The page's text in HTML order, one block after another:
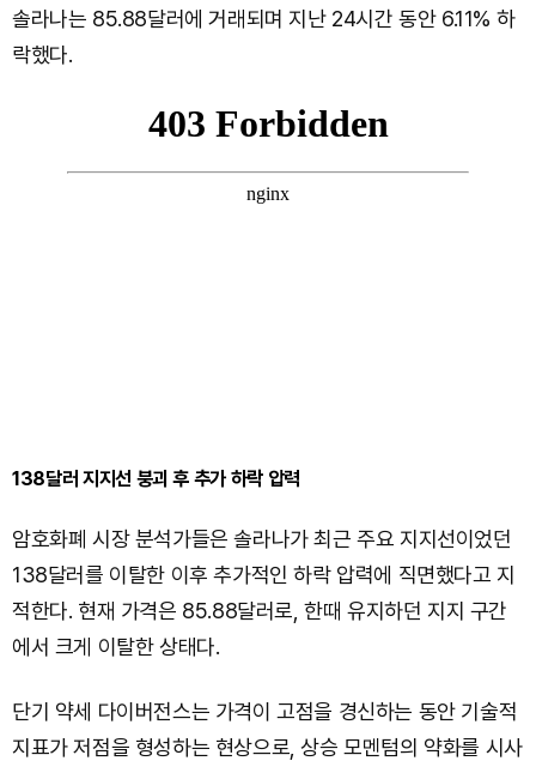
솔라나는 85.88달러에 거래되며 지난 24시간 동안 6.11% 하
락했다.
138달러 지지선 붕괴 후 추가 하락 압력
암호화폐 시장 분석가들은 솔라나가 최근 주요 지지선이었던
138달러를 이탈한 이후 추가적인 하락 압력에 직면했다고 지
적한다. 현재 가격은 85.88달러로, 한때 유지하던 지지 구간
에서 크게 이탈한 상태다.
단기 약세 다이버전스는 가격이 고점을 경신하는 동안 기술적
지표가 저점을 형성하는 현상으로, 상승 모멘텀의 약화를 시사